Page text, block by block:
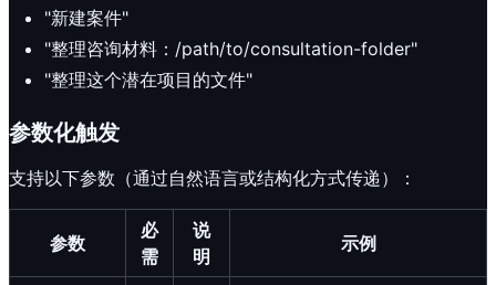
"新建案件"
"整理咨询材料：/path/to/consultation-folder"
"整理这个潜在项目的文件"
参数化触发
支持以下参数（通过自然语言或结构化方式传递）：
参数
必
需
说
明
示例